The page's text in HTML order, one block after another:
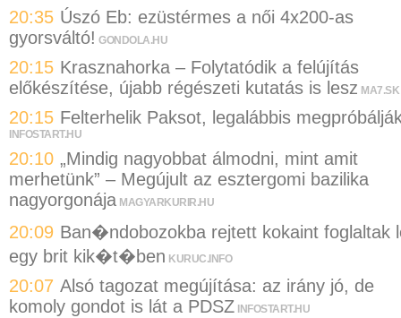
20:35 Úszó Eb: ezüstérmes a női 4x200-as
gyorsváltó! GONDOLA.HU
20:15 Krasznahorka – Folytatódik a felújítás
előkészítése, újabb régészeti kutatás is lesz MA7.SK
20:15 Felterhelik Paksot, legalábbis
INFOSTART.HU
20:10 „Mindig nagyobbat álmodni, mint amit
merhetünk” – Megújult az esztergomi bazilika
nagyorgonája MAGYARKURIR.HU
20:09 Ban�ndobozokba rejtett kokaint foglaltak
egy brit kik�t�ben KURUC.INFO
20:07 Alsó tagozat megújítása: az irány jó, de
komoly gondot is lát a PDSZ INFOSTART.HU